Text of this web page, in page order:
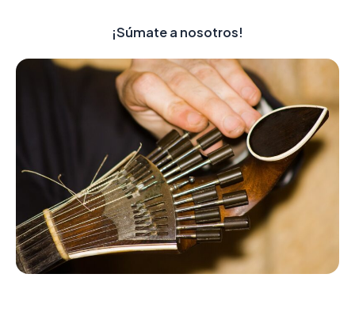
¡Súmate a nosotros!